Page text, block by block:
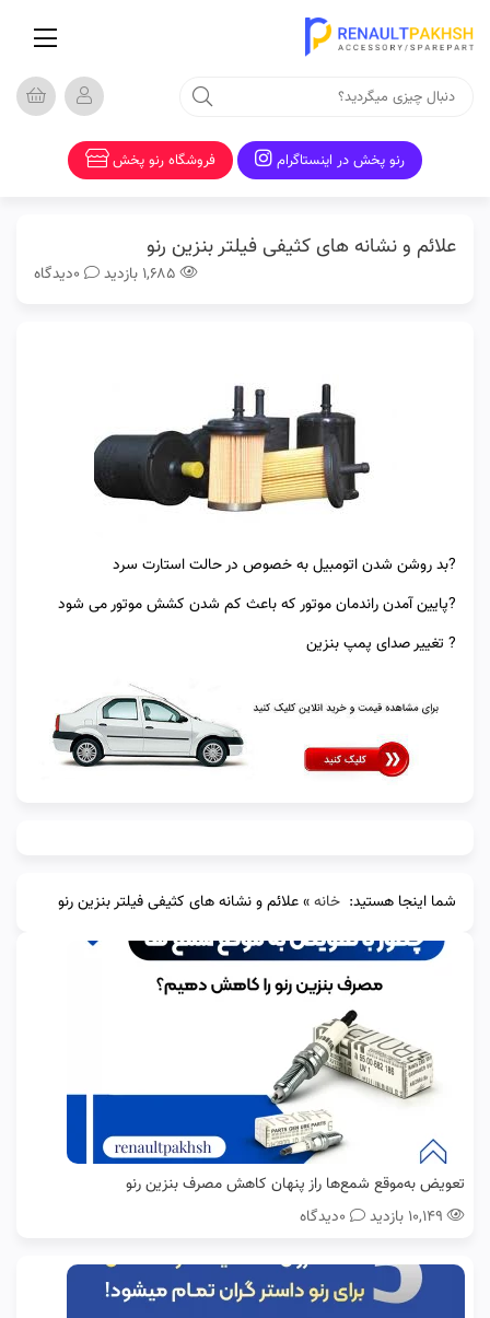
اصلی
رنو پخش در اینستاگرام فروشگاه رنو پخش
علائم و نشانه های کثیفی فیلتر بنزین رنو
۱,۶۸۵ بازدید 0دیدگاه
?بد روشن شدن اتومبیل به خصوص در حالت استارت سرد
?پایین آمدن راندمان موتور که باعث کم شدن کشش موتور می شود
? تغییر صدای پمپ بنزین
شما اینجا هستید: خانه»علائم و نشانه های کثیفی فیلتر بنزین رنو
تعویض به‌موقع شمع‌ها راز پنهان کاهش مصرف بنزین رنو
۱۰,۱۴۹ بازدید
0دیدگاه